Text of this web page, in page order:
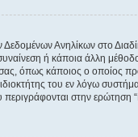
Ανηλίκων στο
ή κάποια άλλη
σας, όπως κάποιος ο οποίος
του εν λόγω
περιγράφονται στην